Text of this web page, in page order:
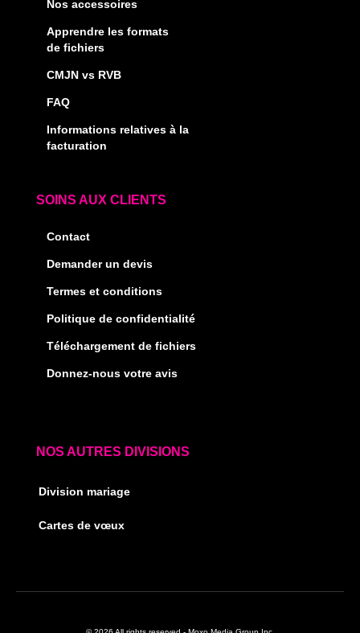
Nos accessoires
Apprendre les formats
de fichiers
CMJN vs RVB
FAQ
Informations relatives à la
facturation
SOINS AUX CLIENTS
Contact
Demander un devis
Termes et conditions
Politique de confidentialité
Téléchargement de fichiers
Donnez-nous votre avis
NOS AUTRES DIVISIONS
Division mariage
Cartes de vœux